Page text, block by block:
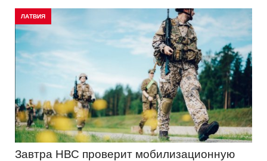
ЛАТВИЯ
Завтра НВС проверит мобилизационную